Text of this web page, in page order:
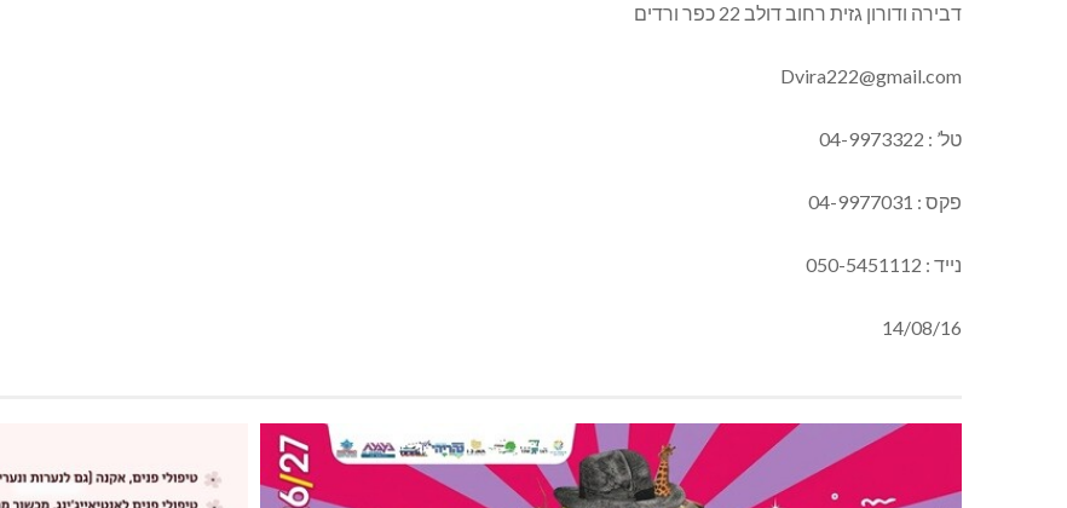
דבירה ודורון גזית רחוב דולב 22 כפר ורדים
Dvira222@gmail.com
טל’ : 04-9973322
פקס : 04-9977031
נייד : 050-5451112
14/08/16